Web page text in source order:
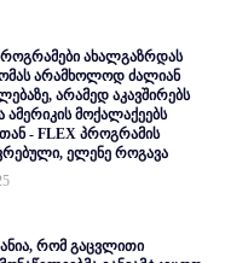
ახალგაზრდას
არამხოლოდ ძალიან
არამედ აკავშირებს
ამერიკის მოქალაქეებს
- FLEX პროგრამის
ელენე როგავა
რომ გაცვლითი